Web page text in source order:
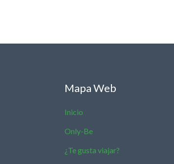
Mapa Web
Inicio
Only-Be
¿Te gusta viajar?